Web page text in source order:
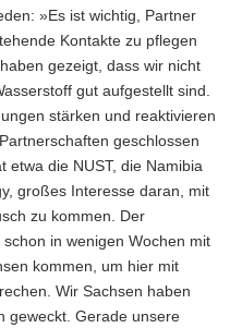
»Es ist wichtig, Partner
Kontakte zu pflegen
gezeigt, dass wir nicht
gut aufgestellt sind.
stärken und reaktivieren
geschlossen
etwa die NUST, die Namibia
großes Interesse daran, mit
zu kommen. Der
in wenigen Wochen mit
kommen, um hier mit
Wir Sachsen haben
geweckt. Gerade unsere